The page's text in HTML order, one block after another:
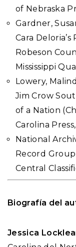
of Nebraska
Gardner,
Cara
Robeson
Mississippi
Lowery,
Jim Crow
of a Nation
Carolina
National
Record
Central
Biografía del
Jessica